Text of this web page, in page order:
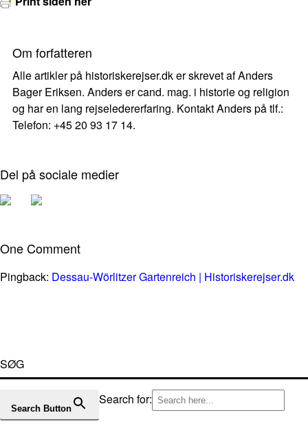
Om forfatteren
Alle artikler på historiskerejser.dk er skrevet af Anders
Bager Eriksen. Anders er cand. mag. i historie og religion
og har en lang rejseledererfaring. Kontakt Anders på tlf.:
Telefon: +45 20 93 17 14.
Del på sociale medier
One Comment
Pingback: Dessau-Wörlitzer Gartenreich | Historiskerejser.dk
SØG
Search for:
Search Button